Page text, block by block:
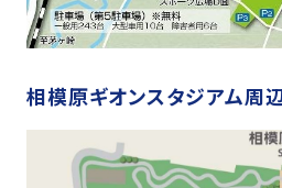
相模原ギオンスタジアム周